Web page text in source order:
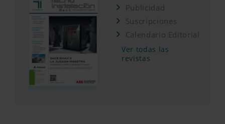
Publicidad
Suscripciones
Calendario Editorial
Ver todas las
revistas